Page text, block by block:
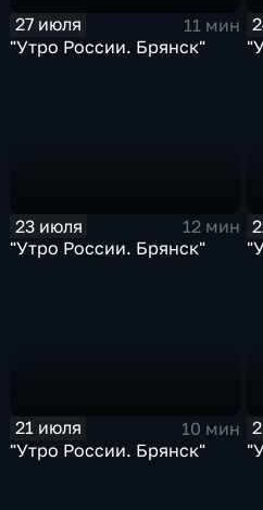
27 июля
11 мин
"Утро России. Брянск"
23 июля
12 мин
"Утро России. Брянск"
21 июля
10 мин
"Утро России. Брянск"